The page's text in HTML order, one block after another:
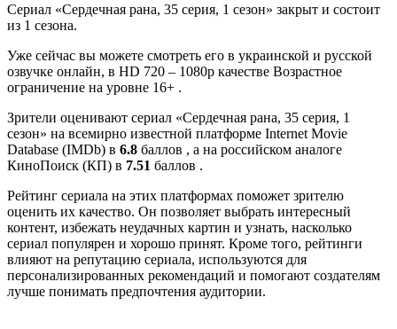
Сериал «Сердечная рана, 35 серия, 1 сезон» закрыт и состоит
из 1 сезона.
Уже сейчас вы можете смотреть его в украинской и русской
озвучке онлайн, в HD 720 – 1080p качестве Возрастное
ограничение на уровне 16+ .
Зрители оценивают сериал «Сердечная рана, 35 серия, 1
сезон» на всемирно известной платформе Internet Movie
Database (IMDb) в 6.8 баллов , а на российском аналоге
КиноПоиск (КП) в 7.51 баллов .
Рейтинг сериала на этих платформах поможет зрителю
оценить их качество. Он позволяет выбрать интересный
контент, избежать неудачных картин и узнать, насколько
сериал популярен и хорошо принят. Кроме того, рейтинги
влияют на репутацию сериала, используются для
персонализированных рекомендаций и помогают создателям
лучше понимать предпочтения аудитории.